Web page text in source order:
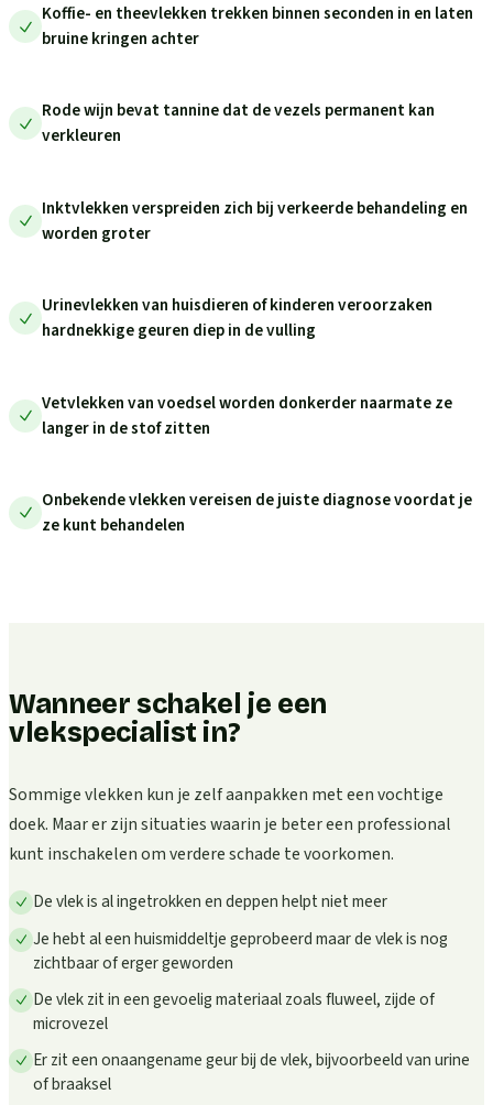
Koffie- en theevlekken trekken binnen seconden in en laten
bruine kringen achter
Rode wijn bevat tannine dat de vezels permanent kan
verkleuren
Inktvlekken verspreiden zich bij verkeerde behandeling en
worden groter
Urinevlekken van huisdieren of kinderen veroorzaken
hardnekkige geuren diep in de vulling
Vetvlekken van voedsel worden donkerder naarmate ze
langer in de stof zitten
Onbekende vlekken vereisen de juiste diagnose voordat je
ze kunt behandelen
Wanneer schakel je een
vlekspecialist in?
Sommige vlekken kun je zelf aanpakken met een vochtige
doek. Maar er zijn situaties waarin je beter een professional
kunt inschakelen om verdere schade te voorkomen.
De vlek is al ingetrokken en deppen helpt niet meer
Je hebt al een huismiddeltje geprobeerd maar de vlek is nog
zichtbaar of erger geworden
De vlek zit in een gevoelig materiaal zoals fluweel, zijde of
microvezel
Er zit een onaangename geur bij de vlek, bijvoorbeeld van urine
of braaksel